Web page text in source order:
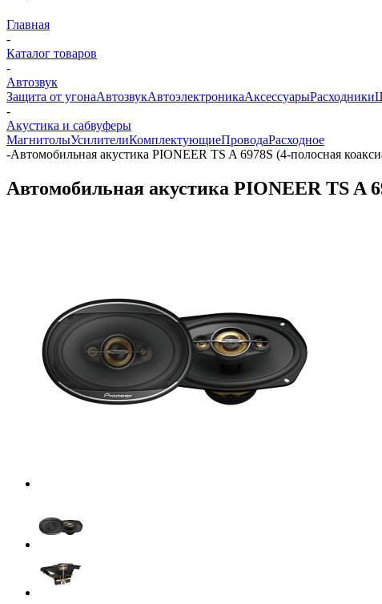
Главная
-
Каталог товаров
-
Автозвук
Защита от угонаАвтозвукАвтоэлектроникаАксессуарыРасходники
-
Акустика и сабвуферы
МагнитолыУсилителиКомплектующиеПроводаРасходное
-Автомобильная акустика PIONEER TS A 6978S (4-полосная
Автомобильная акустика PIONEER TS A